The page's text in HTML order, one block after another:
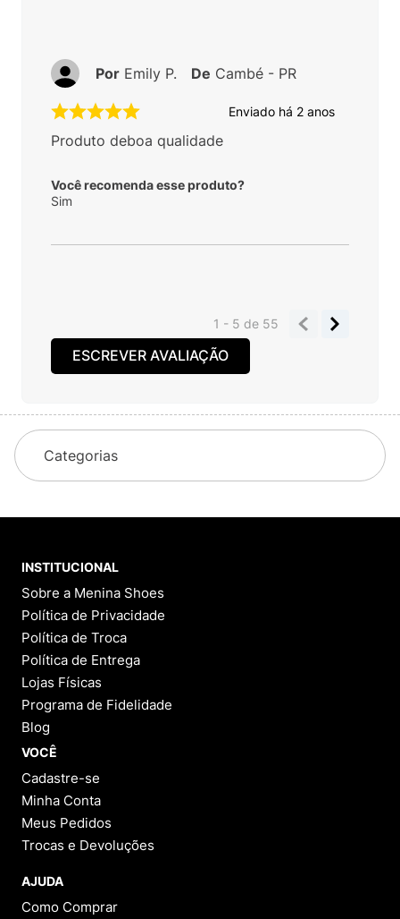
Enviado há 2 anos
Produto deboa qualidade
Você recomenda esse produto?
Sim
Por Emily P. De Cambé - PR
1 - 5de 55
ESCREVER AVALIAÇÃO
Categorias
INSTITUCIONAL
Sobre a Menina Shoes
Política de Privacidade
Política de Troca
Política de Entrega
Lojas Físicas
Programa de Fidelidade
Blog
VOCÊ
Cadastre-se
Minha Conta
Meus Pedidos
Trocas e Devoluções
AJUDA
Como Comprar